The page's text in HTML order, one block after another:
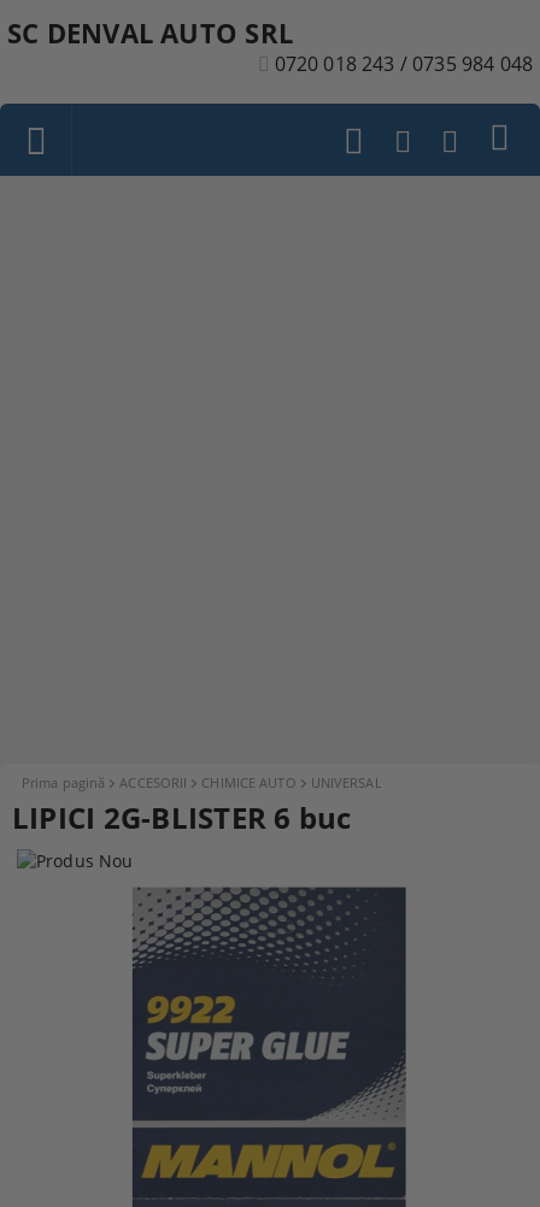
SC DENVAL AUTO SRL
0720 018 243 / 0735 984 048
Prima pagină ACCESORII CHIMICE AUTO UNIVERSAL
LIPICI 2G-BLISTER 6 buc